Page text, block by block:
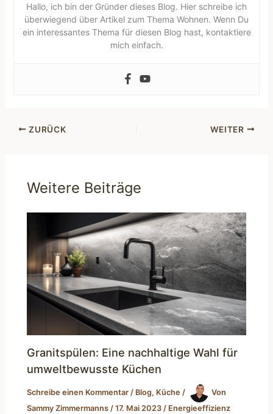
Hallo, ich bin der Gründer dieses Blog. Hier schreibe ich
überwiegend über Artikel zum Thema Wohnen. Wenn Du
ein interessantes Thema für diesen Blog hast, kontaktiere
mich einfach.
ZURÜCK WEITER
Weitere Beiträge
Granitspülen: Eine nachhaltige Wahl für
umweltbewusste Küchen
Schreibe einen Kommentar / Blog, Küche /
Von
Sammy Zimmermanns /17. Mai 2023 / Energieeffizienz